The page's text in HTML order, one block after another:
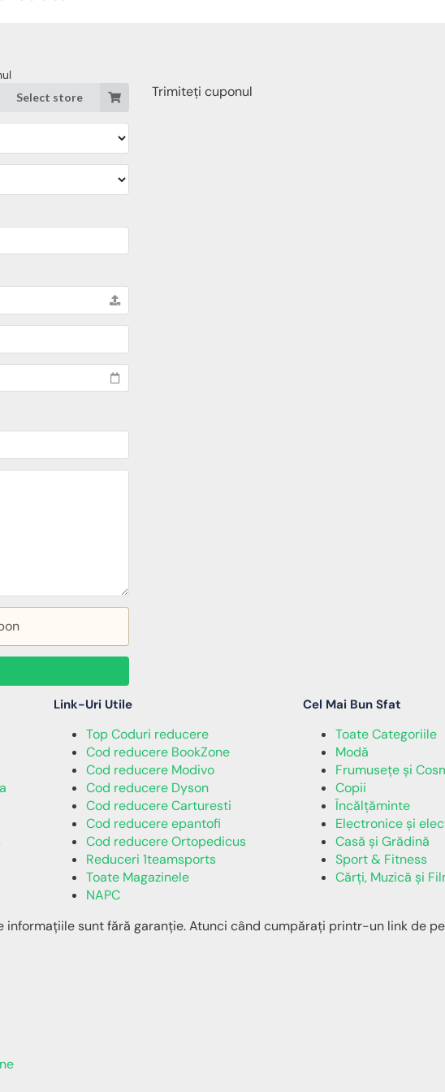
Select store Trimiteți cuponul
Link-Uri Utile
Top Coduri reducere
Cod reducere BookZone
Cod reducere Modivo
Cod reducere Dyson
Cod reducere Carturesti
Cod reducere epantofi
Cod reducere Ortopedicus
Reduceri 1teamsports
Toate Magazinele
NAPC
Cel Mai Bun Sfat
Toate Categoriile
Modă
Frumusețe și
Copii
Încălţăminte
Electronice și
Casă și Grădină
Sport & Fitness
Cărți, Muzică și
informațiile sunt fără garanție. Atunci când cumpărați printr-un link de